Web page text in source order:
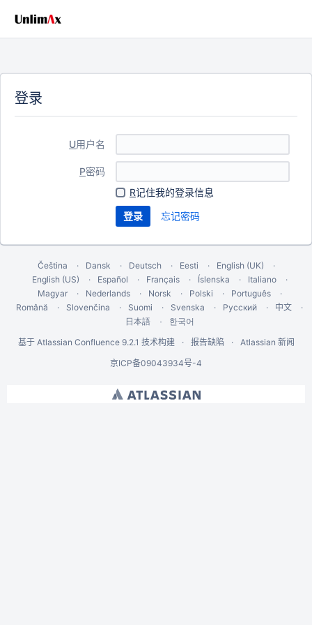
登录
U用户名
P密码
R记住我的登录信息
忘记密码
Čeština Dansk Deutsch Eesti
English (UK)
English (US)
Español Français Íslenska
Italiano
Magyar
Nederlands Norsk Polski
Português
Română
Slovenčina Suomi Svenska Русский 中文
日本語
한국어
基于 Atlassian Confluence 9.2.1 技术构建 报告缺陷
Atlassian 新闻
京ICP备09043934号-4